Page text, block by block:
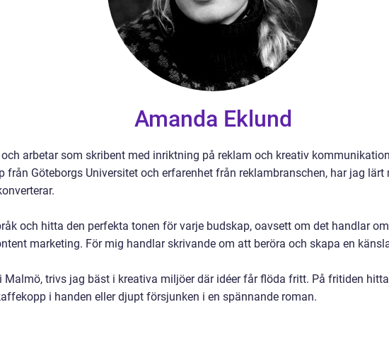
Amanda Eklund
arbetar som skribent med inriktning på reklam och kreativ
från Göteborgs Universitet och erfarenhet från reklambranschen, har jag
och hitta den perfekta tonen för varje budskap, oavsett om det handlar
marketing. För mig handlar skrivande om att beröra och skapa en
Malmö, trivs jag bäst i kreativa miljöer där idéer får flöda fritt. På fritiden
i handen eller djupt försjunken i en spännande roman.